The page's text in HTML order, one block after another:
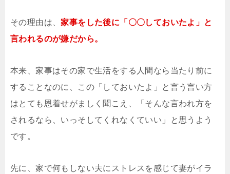
その理由は、家事をした後に「〇〇しておいたよ」と
言われるのが嫌だから。
本来、家事はその家で生活をする人間なら当たり前に
することなのに、この「しておいたよ」と言う言い方
はとても恩着せがましく聞こえ、「そんな言われ方を
されるなら、いっそしてくれなくていい」と思うよう
です。
先に、家で何もしない夫にストレスを感じて妻がイラ